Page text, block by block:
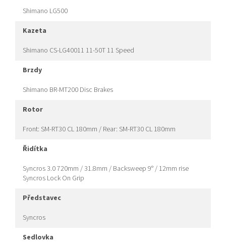
Shimano LG500
kazeta
Shimano CS-LG40011 11-50T 11 Speed
brzdy
Shimano BR-MT200 Disc Brakes
rotor
Front: SM-RT30 CL 180mm / Rear: SM-RT30 CL 180mm
řidítka
Syncros 3.0 720mm / 31.8mm / Backsweep 9° / 12mm rise
Syncros Lock On Grip
představec
Syncros
sedlovka